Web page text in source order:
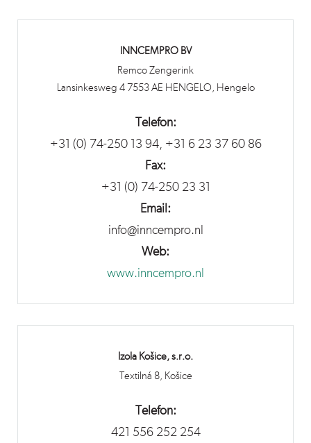
INNCEMPRO BV
Remco Zengerink
Lansinkesweg 4 7553 AE HENGELO, Hengelo
Telefon:
+31 (0) 74-250 13 94, +31 6 23 37 60 86
Fax:
+31 (0) 74-250 23 31
Email:
info@inncempro.nl
Web:
www.inncempro.nl
Izola Košice, s.r.o.
Textilná 8, Košice
Telefon:
421 556 252 254